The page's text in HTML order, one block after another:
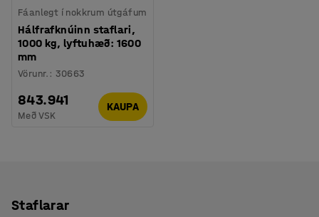
Fáanlegt í nokkrum útgáfum
Hálfrafknúinn staflari,
1000 kg, lyftuhæð: 1600
mm
Vörunr. : 30663
843.941
Með VSK
KAUPA
Staflarar